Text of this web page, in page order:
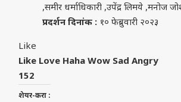
,समीर धर्माधिकारी ,उपेंद्र लिमये ,मनोज
प्रदर्शन दिनांक :१० फेब्रुवारी २०२३
Like
Like Love Haha Wow Sad Angry
152
शेयर-करा :